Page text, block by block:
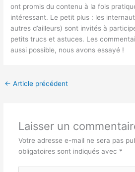
ont promis du contenu à la fois
intéressant. Le petit plus : les
autres d’ailleurs) sont invités à
petits trucs et astuces. Les
aussi possible, nous avons essayé !
← Article précédent
Laisser un
Votre adresse e-mail ne sera pas
obligatoires sont indiqués avec *